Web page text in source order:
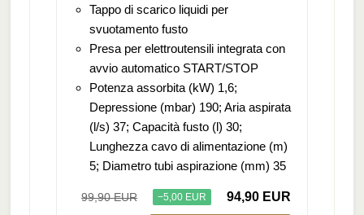
Tappo di scarico liquidi per
svuotamento fusto
Presa per elettroutensili integrata con
avvio automatico START/STOP
Potenza assorbita (kW) 1,6;
Depressione (mbar) 190; Aria aspirata
(l/s) 37; Capacità fusto (l) 30;
Lunghezza cavo di alimentazione (m)
5; Diametro tubi aspirazione (mm) 35
99,90 EUR −5,00 EUR 94,90 EUR